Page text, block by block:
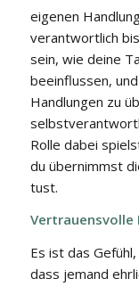
eigenen
verantwortlich
sein, wie deine
beeinflussen,
Handlungen zu
Rolle dabei
du übernimmst
tust.
Vertrauensvolle
Es ist das
dass jemand